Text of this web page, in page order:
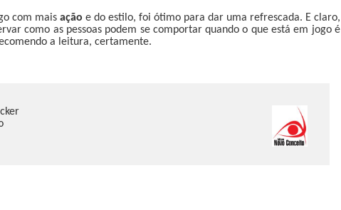
com mais ação e do estilo, foi ótimo para dar uma refrescada. E claro,
como as pessoas podem se comportar quando o que está em jogo é
a leitura, certamente.